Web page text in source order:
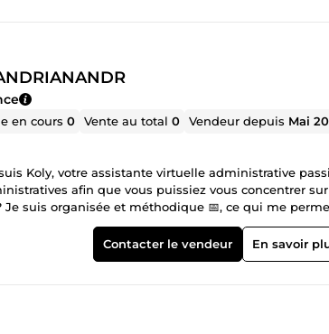
en cours0 Vente au total0 Vendeur depuis Mai
Koly, votre assistante virtuelle administrative
afin que vous puissiez vous concentrer
Je suis organisée et méthodique 📅, ce qui me
gestion de votre agenda, la planification de réunions
🏆 Communication claire et transparente Avec
sont précises et que vous êtes toujours
Contacter le vendeur En savoir